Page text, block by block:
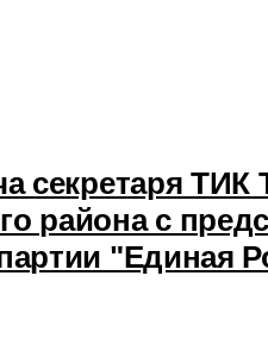
секретаря ТИК
района с
"Единая